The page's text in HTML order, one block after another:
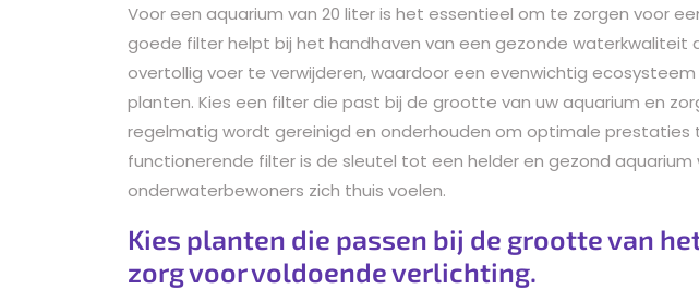
Voor een aquarium van 20 liter is het essentieel om te zorgen voor
goede filter helpt bij het handhaven van een gezonde waterkwaliteit
overtollig voer te verwijderen, waardoor een evenwichtig
planten. Kies een filter die past bij de grootte van uw aquarium en
regelmatig wordt gereinigd en onderhouden om optimale prestaties
functionerende filter is de sleutel tot een helder en gezond aquarium
onderwaterbewoners zich thuis voelen.
Kies planten die passen bij de grootte van
zorg voor voldoende verlichting.